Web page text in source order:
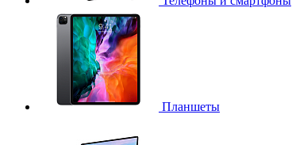
Планшеты